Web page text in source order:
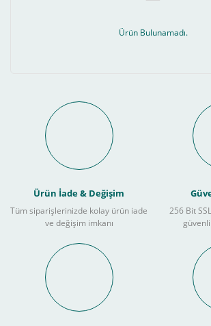
Ürün Bulunamadı.
Ürün İade & Değişim
Tüm siparişlerinizde kolay ürün iade
ve değişim imkanı
256 Bit